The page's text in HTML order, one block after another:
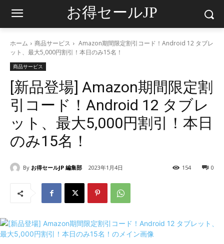
お得セールJP
ホーム 商品サービス
Amazon期間限定割引コード！Android 12 タブレ
ット、最大5,000円割引！本日のみ15名！
商品サービス
[新品登場] Amazon期間限定割
引コード！Android 12 タブレ
ット、最大5,000円割引！本日
のみ15名！
By お得セールJP 編集部 2023年1月4日 0
154